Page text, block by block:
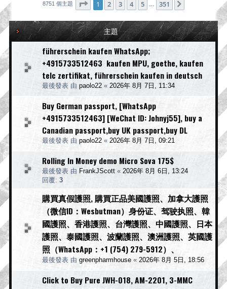
8751 個主題 1 頁 (共351頁)
1 2 3 4 5 351
主題
führerschein kaufen WhatsApp;
+4915733512463 kaufen MPU, goethe, kaufen
telc zertifikat, führerschein kaufen in deutsch
最後發表 由 paolo22 « 2026年 8月 7日, 11:34
Buy German passport, [WhatsApp
+4915733512463] [WeChat ID: Johnyj55], buy a
Canadian passport,buy UK passport,buy DL
最後發表 由 paolo22 « 2026年 8月 7日, 09:21
Rolling In Money demo Micro Sova 175$
最後發表 由 FrankJScott « 2026年 8月 6日, 13:24
回覆: 3
購買真假護照, 購買正品美國護照、加拿大護照
（微信ID：Wesbutman）身份证、驾驶执照、韓
國護照、香港護照、台灣護照、中國護照、日本
護照、泰國護照、波蘭護照、澳洲護照、英國護
照（WhatsApp：+1 (754) 279-5912）、
最後發表 由 greenpharmhouse « 2026年 8月 5日, 18:56
Click to Buy Pure JWH-018, AM-2201, 3-MMC